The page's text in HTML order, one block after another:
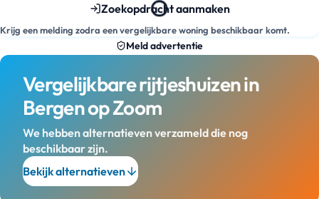
Zoekopdracht aanmaken
Krijg een melding zodra een vergelijkbare woning beschikbaar komt.
Meld advertentie
Vergelijkbare rijtjeshuizen in
Bergen op Zoom
We hebben alternatieven verzameld die nog
beschikbaar zijn.
Bekijk alternatieven